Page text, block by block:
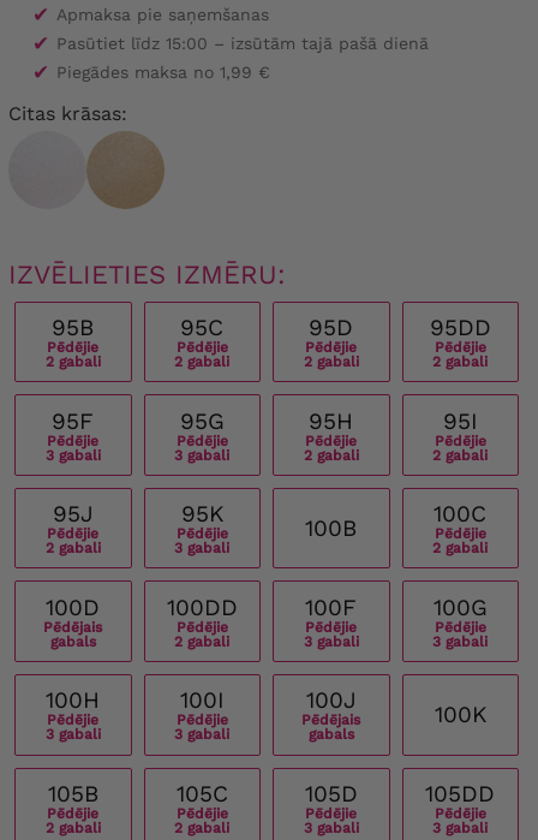
✔ Apmaksa pie saņemšanas
✔ Pasūtiet līdz 15:00 – izsūtām tajā pašā dienā
✔ Piegādes maksa no 1,99 €
Citas krāsas:
IZVĒLIETIES IZMĒRU:
95B
Pēdējie
2 gabali
95C
Pēdējie
2 gabali
95D
Pēdējie
2 gabali
95DD
Pēdējie
2 gabali
95F
Pēdējie
3 gabali
95G
Pēdējie
3 gabali
95H
Pēdējie
2 gabali
95I
Pēdējie
2 gabali
95J
Pēdējie
2 gabali
95K
Pēdējie
3 gabali
100B
100C
Pēdējie
2 gabali
100D
Pēdējais
gabals
100DD
Pēdējie
2 gabali
100F
Pēdējie
3 gabali
100G
Pēdējie
3 gabali
100H
Pēdējie
3 gabali
100I
Pēdējie
3 gabali
100J
Pēdējais
gabals
100K
105B
Pēdējie
2 gabali
105C
Pēdējie
2 gabali
105D
Pēdējie
3 gabali
105DD
Pēdējie
3 gabali